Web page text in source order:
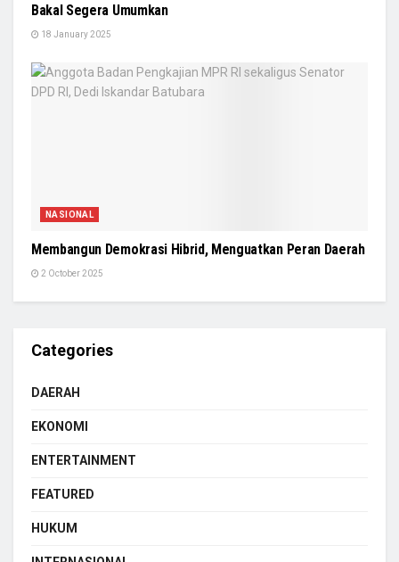
Bakal Segera Umumkan
18 January 2025
NASIONAL
Membangun Demokrasi Hibrid, Menguatkan Peran Daerah
2 October 2025
Categories
DAERAH
EKONOMI
ENTERTAINMENT
FEATURED
HUKUM